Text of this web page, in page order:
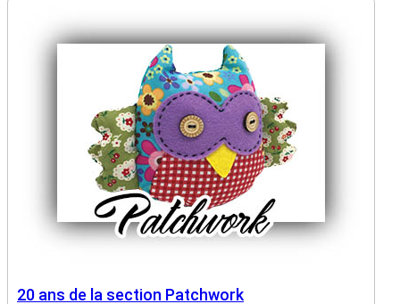
20 ans de la section Patchwork